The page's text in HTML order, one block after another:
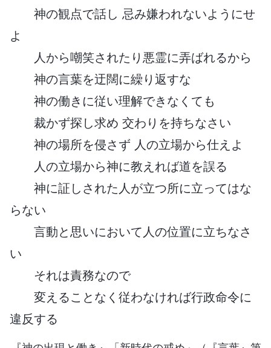
神の観点で話し 忌み嫌われないようにせ
よ
人から嘲笑されたり悪霊に弄ばれるから
神の言葉を迂闊に繰り返すな
神の働きに従い理解できなくても
裁かず探し求め 交わりを持ちなさい
神の場所を侵さず 人の立場から仕えよ
人の立場から神に教えれば道を誤る
神に証しされた人が立つ所に立ってはな
らない
言動と思いにおいて人の位置に立ちなさ
い
それは責務なので
変えることなく従わなければ行政命令に
違反する